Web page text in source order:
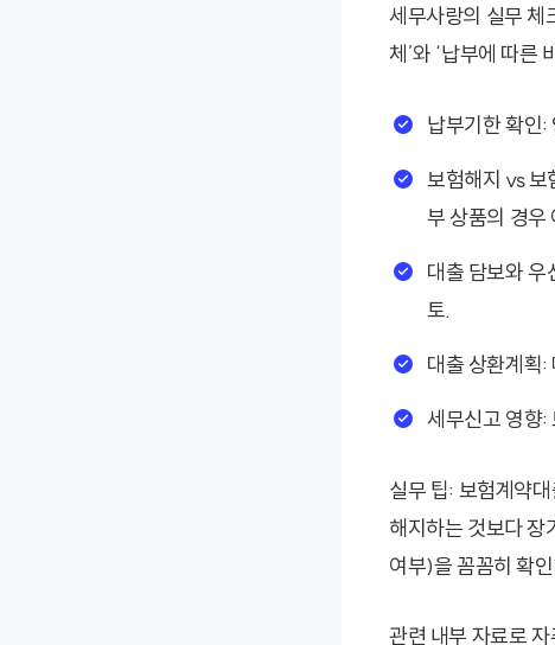
세무사랑의 실무 체
체’와 ‘납부에 따른
납부기한 확인:
보험해지 vs 보
부 상품의 경우
대출 담보와 우
토.
대출 상환계획:
세무신고 영향:
실무 팁: 보험계약
해지하는 것보다 장
여부)을 꼼꼼히 확
관련 내부 자료로